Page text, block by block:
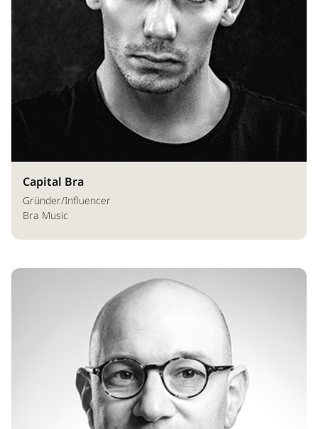
Capital Bra
Gründer/Influencer
Bra Music